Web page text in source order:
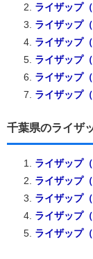
ライザップ
ライザップ
ライザップ
ライザップ
ライザップ
ライザップ
千葉県のライザ
ライザップ
ライザップ
ライザップ
ライザップ
ライザップ